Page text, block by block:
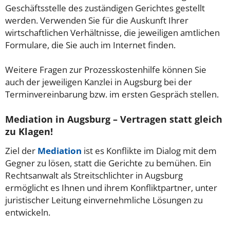
Geschäftsstelle des zuständigen Gerichtes gestellt
werden. Verwenden Sie für die Auskunft Ihrer
wirtschaftlichen Verhältnisse, die jeweiligen amtlichen
Formulare, die Sie auch im Internet finden.
Weitere Fragen zur Prozesskostenhilfe können Sie
auch der jeweiligen Kanzlei in Augsburg bei der
Terminvereinbarung bzw. im ersten Gespräch stellen.
Mediation in Augsburg – Vertragen statt gleich
zu Klagen!
Ziel der Mediation ist es Konflikte im Dialog mit dem
Gegner zu lösen, statt die Gerichte zu bemühen. Ein
Rechtsanwalt als Streitschlichter in Augsburg
ermöglicht es Ihnen und ihrem Konfliktpartner, unter
juristischer Leitung einvernehmliche Lösungen zu
entwickeln.